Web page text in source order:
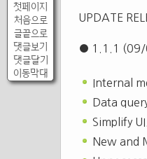
첫페이지
처음으로
글끝으로
댓글보기
댓글달기
이동막대
UPDATE
● 1.1.1
Internal
Data
Simplify UI.
New and